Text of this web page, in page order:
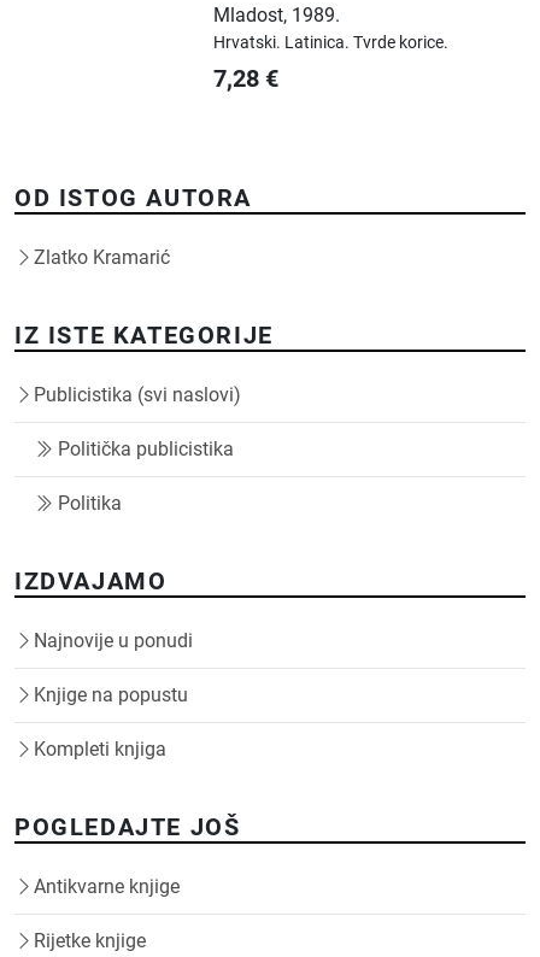
Mladost, 1989.
Hrvatski. Latinica.Tvrde korice.
7,28 €
OD ISTOG AUTORA
Zlatko Kramarić
IZ ISTE KATEGORIJE
Publicistika (svi naslovi)
Politička publicistika
Politika
IZDVAJAMO
Najnovije u ponudi
Knjige na popustu
Kompleti knjiga
POGLEDAJTE JOŠ
Antikvarne knjige
Rijetke knjige